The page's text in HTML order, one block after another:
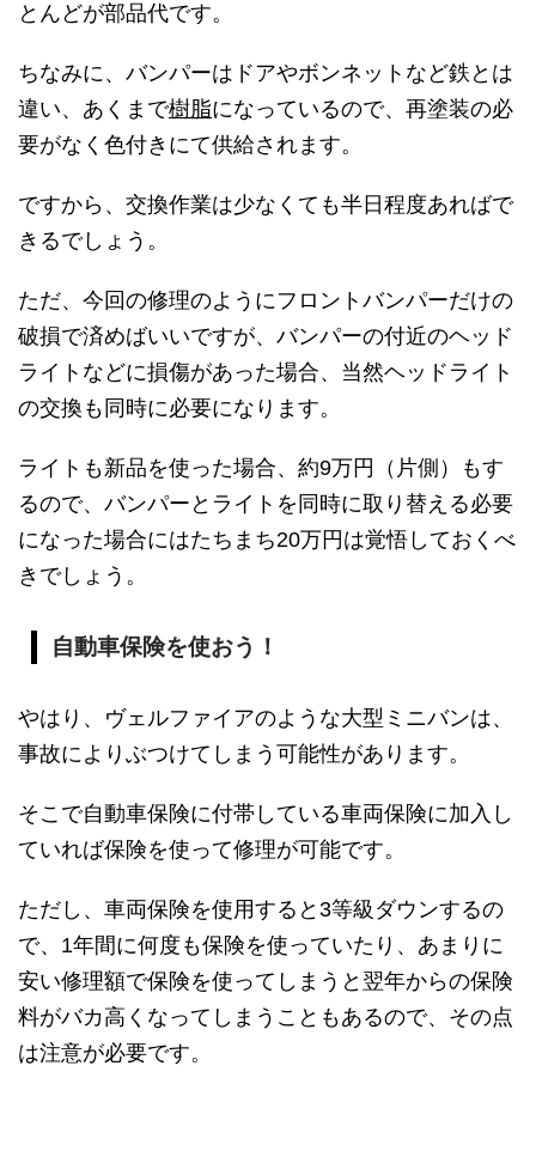
とんどが部品代です。
ちなみに、バンパーはドアやボンネットなど鉄とは
違い、あくまで樹脂になっているので、再塗装の必
要がなく色付きにて供給されます。
ですから、交換作業は少なくても半日程度あればで
きるでしょう。
ただ、今回の修理のようにフロントバンパーだけの
破損で済めばいいですが、バンパーの付近のヘッド
ライトなどに損傷があった場合、当然ヘッドライト
の交換も同時に必要になります。
ライトも新品を使った場合、約9万円（片側）もす
るので、バンパーとライトを同時に取り替える必要
になった場合にはたちまち20万円は覚悟しておくべ
きでしょう。
自動車保険を使おう！
やはり、ヴェルファイアのような大型ミニバンは、
事故によりぶつけてしまう可能性があります。
そこで自動車保険に付帯している車両保険に加入し
ていれば保険を使って修理が可能です。
ただし、車両保険を使用すると3等級ダウンするの
で、1年間に何度も保険を使っていたり、あまりに
安い修理額で保険を使ってしまうと翌年からの保険
料がバカ高くなってしまうこともあるので、その点
は注意が必要です。